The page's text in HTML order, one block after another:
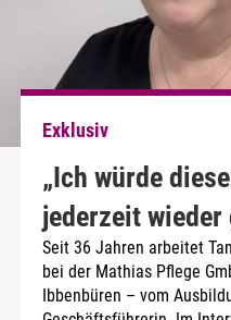
Exklusiv
„Ich würde
jederzeit wieder
Seit 36 Jahren arbeitet
bei der Mathias Pflege
Ibbenbüren – vom